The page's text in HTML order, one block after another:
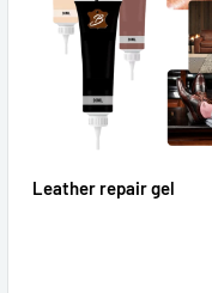
Leather repair gel